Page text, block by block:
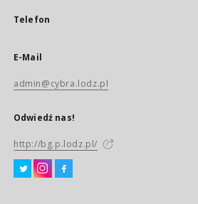
Telefon
E-Mail
admin@cybra.lodz.pl
Odwiedź nas!
http://bg.p.lodz.pl/